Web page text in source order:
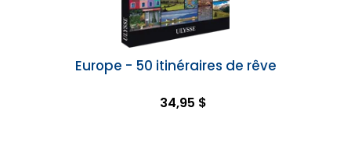
Europe - 50 itinéraires de rêve
34,95 $